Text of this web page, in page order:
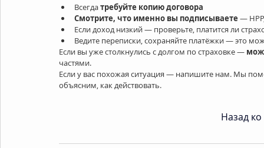
Всегда требуйте копию договора
Смотрите, что именно вы подписываете —
Если доход низкий — проверьте, платится ли
Ведите переписки, сохраняйте платёжки — это
Если вы уже столкнулись с долгом по страховке —
частями.
Если у вас похожая ситуация — напишите нам. Мы
объясним, как действовать.
Назад